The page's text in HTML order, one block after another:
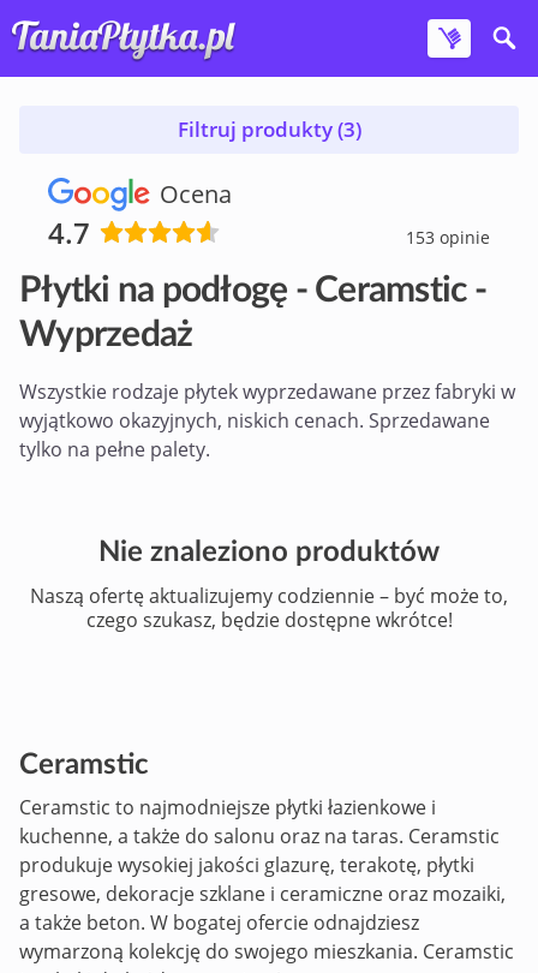
Filtruj produkty (3)
Ocena
4.7 153 opinie
Płytki na podłogę - Ceramstic -
Wyprzedaż
Wszystkie rodzaje płytek wyprzedawane przez fabryki w
wyjątkowo okazyjnych, niskich cenach. Sprzedawane
tylko na pełne palety.
Nie znaleziono produktów
Naszą ofertę aktualizujemy codziennie – być może to,
czego szukasz, będzie dostępne wkrótce!
Ceramstic
Ceramstic to najmodniejsze płytki łazienkowe i
kuchenne, a także do salonu oraz na taras. Ceramstic
produkuje wysokiej jakości glazurę, terakotę, płytki
gresowe, dekoracje szklane i ceramiczne oraz mozaiki,
a także beton. W bogatej ofercie odnajdziesz
wymarzoną kolekcję do swojego mieszkania. Ceramstic